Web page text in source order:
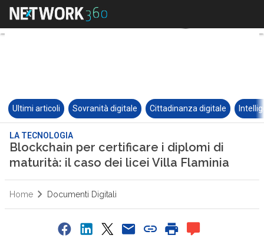
Ultimi articoli Sovranità digitale Cittadinanza digitale
LA TECNOLOGIA
Blockchain per certificare i diplomi di
maturità: il caso dei licei Villa Flaminia
Home Documenti Digitali